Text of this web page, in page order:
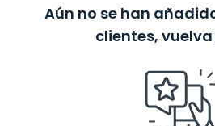
Aún no se han
clientes,